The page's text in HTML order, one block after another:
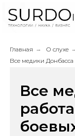
Главная → О слухе
Все медики Донбасса
Все